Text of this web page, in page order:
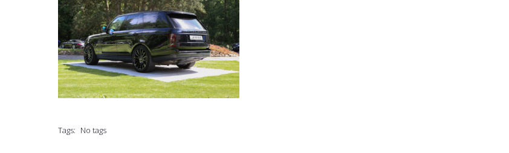
Tags: No tags